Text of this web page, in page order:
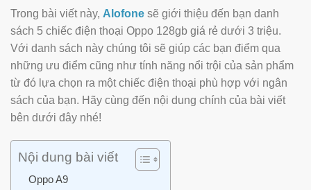
Trong bài viết này, Alofone sẽ giới thiệu đến bạn danh
sách 5 chiếc điện thoại Oppo 128gb giá rẻ dưới 3 triệu.
Với danh sách này chúng tôi sẽ giúp các bạn điểm qua
những ưu điểm cũng như tính năng nổi trội của sản phẩm
từ đó lựa chọn ra một chiếc điện thoại phù hợp với ngân
sách của bạn. Hãy cùng đến nội dung chính của bài viết
bên dưới đây nhé!
Nội dung bài viết
Oppo A9